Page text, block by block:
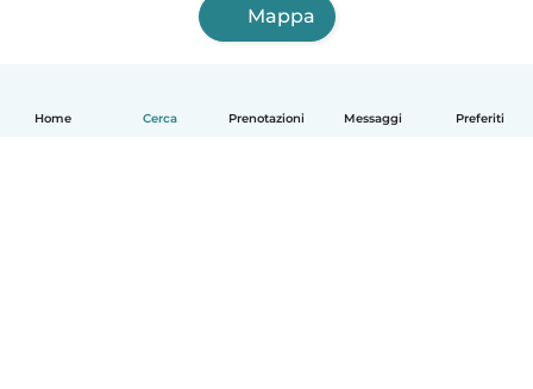
Home Cerca Prenotazioni Messaggi Preferiti
Mappa